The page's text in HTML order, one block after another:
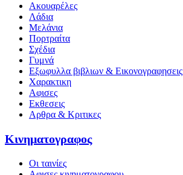
Ακουαρέλες
Λάδια
Μελάνια
Πορτραίτα
Σχέδια
Γυμνά
Εξωφυλλα βιβλιων & Εικονογραφησεις
Χαρακτικη
Αφισες
Εκθεσεις
Αρθρα & Κριτικες
Κινηματογραφος
Οι ταινίες